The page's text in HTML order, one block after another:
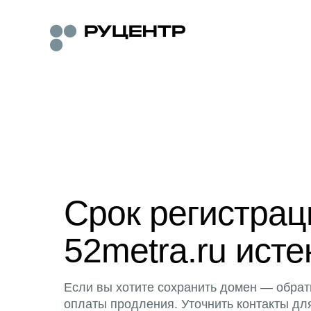
Срок
52metra.ru
Если вы хотите сохранить домен —
оплаты продления. Уточнить контакты